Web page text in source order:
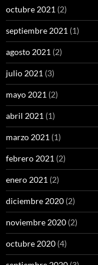
octubre 2021 (2)
septiembre 2021 (1)
agosto 2021 (2)
julio 2021 (3)
mayo 2021 (2)
abril 2021 (1)
marzo 2021 (1)
febrero 2021 (2)
enero 2021 (2)
diciembre 2020 (2)
noviembre 2020 (2)
octubre 2020 (4)